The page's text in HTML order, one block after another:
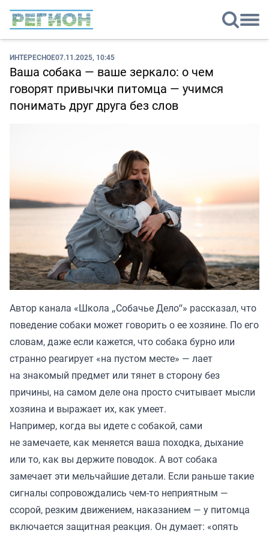
ИНТЕРЕСНОЕ07.11.2025, 10:45
Ваша собака — ваше зеркало: о чем
говорят привычки питомца — учимся
понимать друг друга без слов
Автор канала «Школа „Собачье Дело“» рассказал, что
поведение собаки может говорить о ее хозяине. По его
словам, даже если кажется, что собака бурно или
странно реагирует «на пустом месте» — лает
на знакомый предмет или тянет в сторону без
причины, на самом деле она просто считывает мысли
хозяина и выражает их, как умеет.
Например, когда вы идете с собакой, сами
не замечаете, как меняется ваша походка, дыхание
или то, как вы держите поводок. А вот собака
замечает эти мельчайшие детали. Если раньше такие
сигналы сопровождались чем-то неприятным —
ссорой, резким движением, наказанием — у питомца
включается защитная реакция. Он думает: «опять